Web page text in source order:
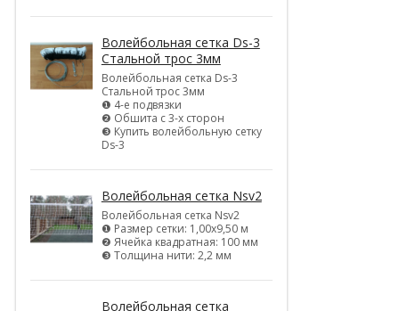
Волейбольная сетка Ds-3
Стальной трос 3мм
Волейбольная сетка Ds-3
Стальной трос 3мм
❶ 4-е подвязки
❷ Обшита с 3-х сторон
❸ Купить волейбольную сетку
Ds-3
Волейбольная сетка Nsv2
Волейбольная сетка Nsv2
❶ Размер сетки: 1,00х9,50 м
❷ Ячейка квадратная: 100 мм
❸ Толщина нити: 2,2 мм
Волейбольная сетка